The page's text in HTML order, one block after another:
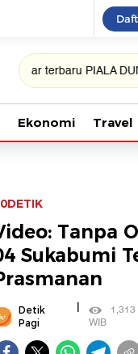
PIALA DUNIA 2026
Ekonomi Travel
Tanpa
Sukabumi
Detik
Pagi
|
WIB